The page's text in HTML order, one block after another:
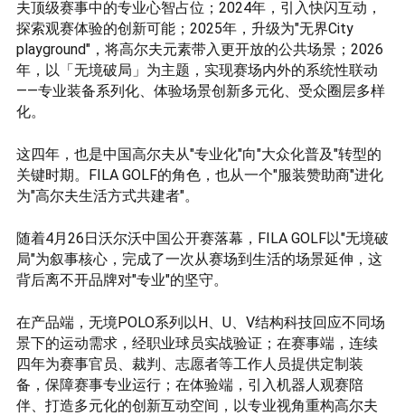
夫顶级赛事中的专业心智占位；2024年，引入快闪互动，
探索观赛体验的创新可能；2025年，升级为"无界City
playground"，将高尔夫元素带入更开放的公共场景；2026
年，以「无境破局」为主题，实现赛场内外的系统性联动
——专业装备系列化、体验场景创新多元化、受众圈层多样
化。
这四年，也是中国高尔夫从"专业化"向"大众化普及"转型的
关键时期。FILA GOLF的角色，也从一个"服装赞助商"进化
为"高尔夫生活方式共建者"。
随着4月26日沃尔沃中国公开赛落幕，FILA GOLF以"无境破
局"为叙事核心，完成了一次从赛场到生活的场景延伸，这
背后离不开品牌对"专业"的坚守。
在产品端，无境POLO系列以H、U、V结构科技回应不同场
景下的运动需求，经职业球员实战验证；在赛事端，连续
四年为赛事官员、裁判、志愿者等工作人员提供定制装
备，保障赛事专业运行；在体验端，引入机器人观赛陪
伴、打造多元化的创新互动空间，以专业视角重构高尔夫